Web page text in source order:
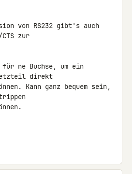
von RS232 gibt's auch
zur
ne Buchse, um ein
direkt
Kann ganz bequem sein,